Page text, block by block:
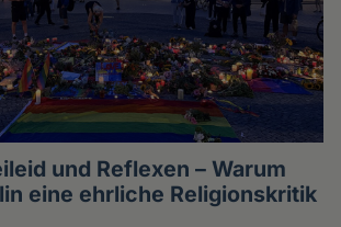
und Reflexen – Warum
eine ehrliche Religionskritik